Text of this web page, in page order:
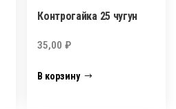
Контрогайка 25 чугун
35,00₽
В корзину